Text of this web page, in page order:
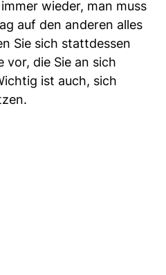
wieder, man muss
auf den anderen alles
Sie sich stattdessen
vor, die Sie an sich
ist auch, sich